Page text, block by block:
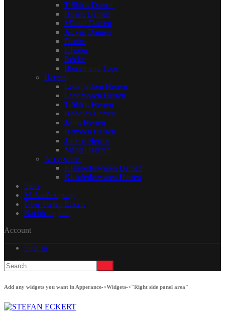
T-Shirts Damen
Hosen Damen
Mäntel Damen
Jacken Damen
Denim
Kleider
Röcke
Blusen und Tops
Herren
Lederjacken Herren
Lederhosen Herren
T-Shirts Herren
Hoodies Herren
Jeans Herren
Hemden Herren
Jacken Herren
Mäntel Herren
Accessoires
Kleinlederwaren Damen
Kleinlederwaren Herren
Store
Maßanfertigung
Über Stefan Eckert
Nachhaltigkeit
Account
Sign In
Add any widgets you want in Apperance->Widgets->"Right side panel area"